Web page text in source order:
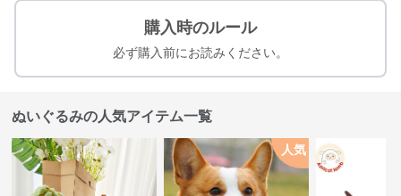
購入時のルール
必ず購入前にお読みください。
ぬいぐるみの人気アイテム一覧
人気